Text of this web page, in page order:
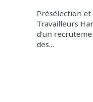
Présélection et
Travailleurs
d’un
des…